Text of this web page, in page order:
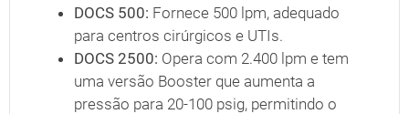
DOCS 500: Fornece 500 lpm, adequado
para centros cirúrgicos e UTIs.
DOCS 2500: Opera com 2.400 lpm e tem
uma versão Booster que aumenta a
pressão para 20-100 psig, permitindo o